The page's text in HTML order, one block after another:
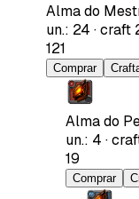
Alma do
un.: 24 ·craft
121
Comprar
Alma do
un.: 4 ·
19
Comprar